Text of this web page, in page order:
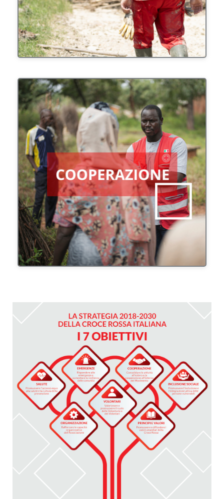
Cooperare attivamente con gli altri membri del
Movimento Internazionale favorendo lo scambio
di buone pratiche e consolidando la presenza
all'estero con progetti e azioni di intervento
coerenti ed efficaci.